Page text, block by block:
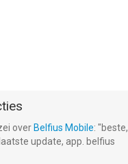
over Belfius Mobile: "beste,
update, app. belfius